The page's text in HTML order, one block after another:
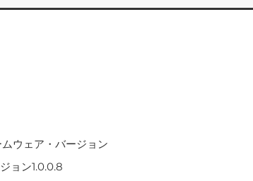
ウェア・バージョン
ョン1.0.0.8